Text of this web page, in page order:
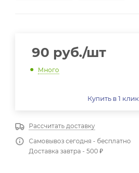
90 руб./шт
Много
Купить в 1 клик
Рассчитать доставку
Самовывоз сегодня - бесплатно
Доставка завтра - 500 ₽